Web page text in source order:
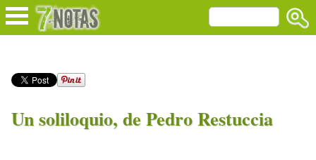
Un soliloquio, de Pedro Restuccia